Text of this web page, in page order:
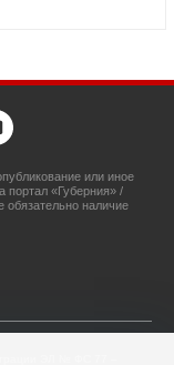
или иное
портал «Губерния» /
наличие